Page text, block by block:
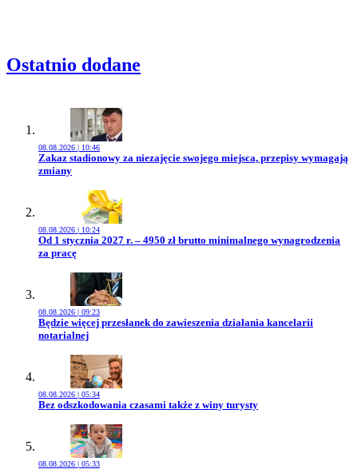
Ostatnio dodane
08.08.2026 | 10:46
Przejdź do artykułu:
Zakaz stadionowy za niezajęcie swojego miejsca, przepisy wymagają
zmiany
08.08.2026 | 10:24
Przejdź do artykułu:
Od 1 stycznia 2027 r. – 4950 zł brutto minimalnego wynagrodzenia
za pracę
08.08.2026 | 09:23
Przejdź do artykułu:
Będzie więcej przesłanek do zawieszenia działania kancelarii
notarialnej
08.08.2026 | 05:34
Przejdź do artykułu:
Bez odszkodowania czasami także z winy turysty
08.08.2026 | 05:33